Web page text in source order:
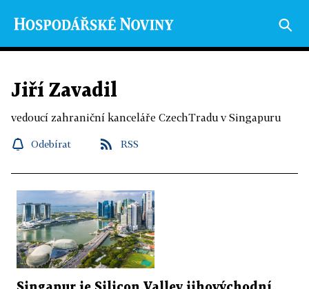
Jiří Zavadil
vedoucí zahraniční kanceláře CzechTradu v Singapuru
Odebírat RSS